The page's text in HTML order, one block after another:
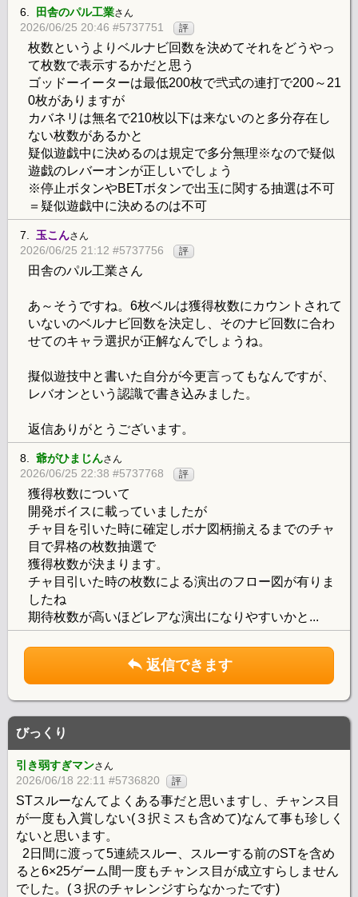
6. 田舎のパル工業さん
2026/06/25 20:46 #5737751 評
枚数というよりベルナビ回数を決めてそれをどうやっ
て枚数で表示するかだと思う
ゴッドーイーターは最低200枚で弐式の連打で200～21
0枚がありますが
カバネリは無名で210枚以下は来ないのと多分存在し
ない枚数があるかと
疑似遊戯中に決めるのは規定で多分無理※なので疑似
遊戯のレバーオンが正しいでしょう
※停止ボタンやBETボタンで出玉に関する抽選は不可
＝疑似遊戯中に決めるのは不可
7. 玉こんさん
2026/06/25 21:12 #5737756 評
田舎のパル工業さん
あ～そうですね。6枚ベルは獲得枚数にカウントされて
いないのベルナビ回数を決定し、そのナビ回数に合わ
せてのキャラ選択が正解なんでしょうね。
擬似遊技中と書いた自分が今更言ってもなんですが、
レバオンという認識で書き込みました。
返信ありがとうございます。
8. 爺がひまじんさん
2026/06/25 22:38 #5737768 評
獲得枚数について
開発ボイスに載っていましたが
チャ目を引いた時に確定しボナ図柄揃えるまでのチャ
目で昇格の枚数抽選で
獲得枚数が決まります。
チャ目引いた時の枚数による演出のフロー図が有りま
したね
期待枚数が高いほどレアな演出になりやすいかと...
返信できます
びっくり
引き弱すぎマンさん
2026/06/18 22:11 #5736820 評
STスルーなんてよくある事だと思いますし、チャンス目
が一度も入賞しない(３択ミスも含めて)なんて事も珍しく
ないと思います。
2日間に渡って5連続スルー、スルーする前のSTを含め
ると6×25ゲーム間一度もチャンス目が成立すらしません
でした。(３択のチャレンジすらなかったです)